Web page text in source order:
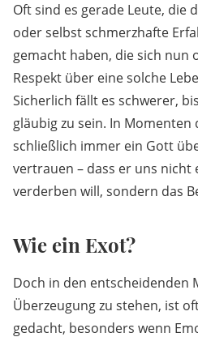
Oft sind es gerade Leute, die
oder selbst schmerzhafte
gemacht haben, die sich nun
Respekt über eine solche
Sicherlich fällt es schwerer,
gläubig zu sein. In Momenten
schließlich immer ein Gott
vertrauen – dass er uns nicht
verderben will, sondern das
Wie ein Exot?
Doch in den entscheidenden
Überzeugung zu stehen, ist
gedacht, besonders wenn